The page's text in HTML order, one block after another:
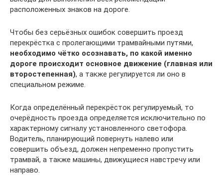
расположенных знаков на дороге.
Чтобы без серьёзных ошибок совершить проезд
перекрёстка с пролегающими трамвайными путями,
необходимо чётко осознавать, по какой именно
дороге происходит основное движение (главная или
второстепенная), а также регулируется ли оно в
специальном режиме.
Когда определённый перекрёсток регулируемый, то
очерёдность проезда определяется исключительно по
характерному сигналу установленного светофора.
Водитель, планирующий повернуть налево или
совершить объезд, должен непременно пропустить
трамвай, а также машины, движущиеся навстречу или
направо.